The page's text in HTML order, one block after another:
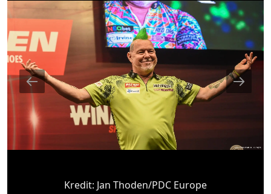
Kredit: Jan Thoden/PDC Europe